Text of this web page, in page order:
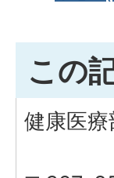
この
健康医